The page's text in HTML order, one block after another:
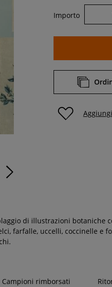
Importo
di illustrazioni botaniche
farfalle, uccelli, coccinelle e
Campioni rimborsati